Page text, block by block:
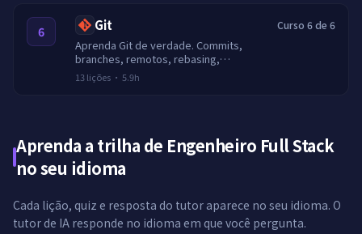
6 Git
Aprenda Git de verdade. Commits,
branches, remotos, rebasing,
resolução de conflitos, recuperação e
fluxos de trabalho com pull requests.
13lições · 5.9h
Curso 6 de 6
Aprenda a trilha de Engenheiro Full Stack
no seu idioma
Cada lição, quiz e resposta do tutor aparece no seu idioma. O
tutor de IA responde no idioma em que você pergunta.